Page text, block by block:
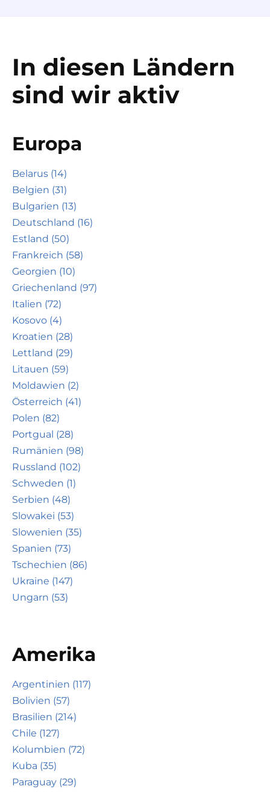
In diesen Ländern
sind wir aktiv
Europa
Belarus (14)
Belgien (31)
Bulgarien (13)
Deutschland (16)
Estland (50)
Frankreich (58)
Georgien (10)
Griechenland (97)
Italien (72)
Kosovo (4)
Kroatien (28)
Lettland (29)
Litauen (59)
Moldawien (2)
Österreich (41)
Polen (82)
Portgual (28)
Rumänien (98)
Russland (102)
Schweden (1)
Serbien (48)
Slowakei (53)
Slowenien (35)
Spanien (73)
Tschechien (86)
Ukraine (147)
Ungarn (53)
Amerika
Argentinien (117)
Bolivien (57)
Brasilien (214)
Chile (127)
Kolumbien (72)
Kuba (35)
Paraguay (29)